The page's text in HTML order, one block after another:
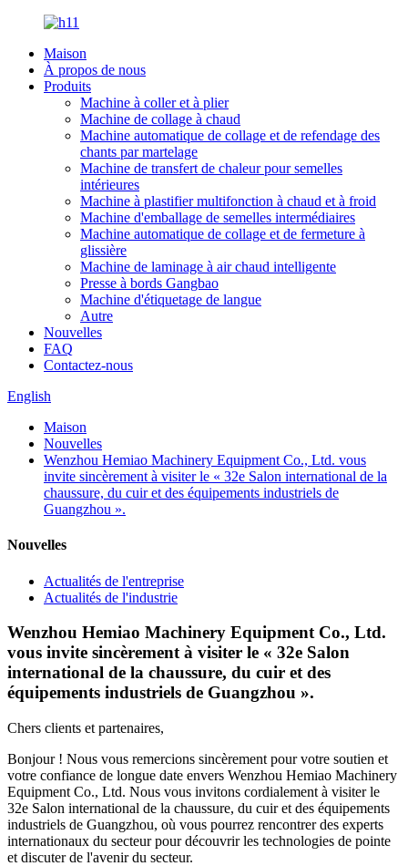
Maison
À propos de nous
Produits
Machine à coller et à plier
Machine de collage à chaud
Machine automatique de collage et de refendage des
chants par martelage
Machine de transfert de chaleur pour semelles
intérieures
Machine à plastifier multifonction à chaud et à froid
Machine d'emballage de semelles intermédiaires
Machine automatique de collage et de fermeture à
glissière
Machine de laminage à air chaud intelligente
Presse à bords Gangbao
Machine d'étiquetage de langue
Autre
Nouvelles
FAQ
Contactez-nous
English
Maison
Nouvelles
Wenzhou Hemiao Machinery Equipment Co., Ltd. vous
invite sincèrement à visiter le « 32e Salon international de la
chaussure, du cuir et des équipements industriels de
Guangzhou ».
Nouvelles
Actualités de l'entreprise
Actualités de l'industrie
Wenzhou Hemiao Machinery Equipment Co., Ltd.
vous invite sincèrement à visiter le « 32e Salon
international de la chaussure, du cuir et des
équipements industriels de Guangzhou ».
Chers clients et partenaires,
Bonjour ! Nous vous remercions sincèrement pour votre soutien et
votre confiance de longue date envers Wenzhou Hemiao Machinery
Equipment Co., Ltd. Nous vous invitons cordialement à visiter le
32e Salon international de la chaussure, du cuir et des équipements
industriels de Guangzhou, où vous pourrez rencontrer des experts
internationaux du secteur pour découvrir les technologies de pointe
et discuter de l'avenir du secteur.